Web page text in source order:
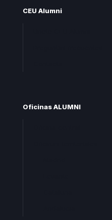
CEU Alumni
Oficinas ALUMNI